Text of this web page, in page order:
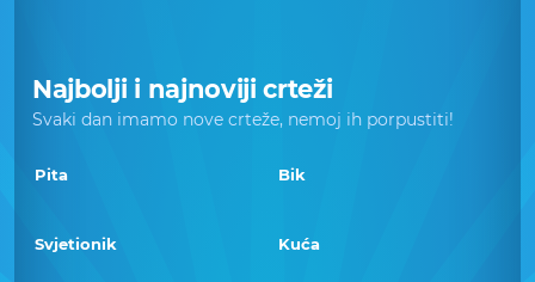
Najbolji i najnoviji crteži
Svaki dan imamo nove crteže, nemoj ih porpustiti!
Pita Bik
Svjetionik Kuća